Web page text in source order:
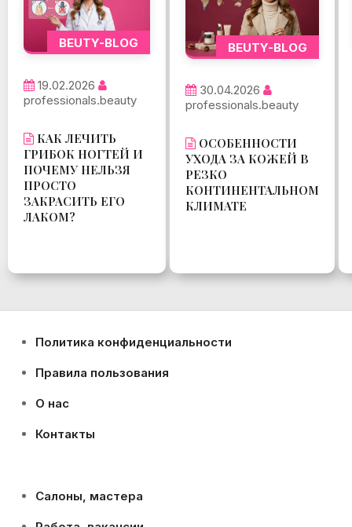
BEUTY-BLOG
19.02.2026
professionals.beauty
КАК ЛЕЧИТЬ
ГРИБОК НОГТЕЙ И
ПОЧЕМУ НЕЛЬЗЯ
ПРОСТО
ЗАКРАСИТЬ ЕГО
ЛАКОМ?
BEUTY-BLOG
30.04.2026
professionals.beauty
ОСОБЕННОСТИ
УХОДА ЗА КОЖЕЙ В
РЕЗКО
КОНТИНЕНТАЛЬНОМ
КЛИМАТЕ
Политика конфиденциальности
Правила пользования
О нас
Контакты
Салоны, мастера